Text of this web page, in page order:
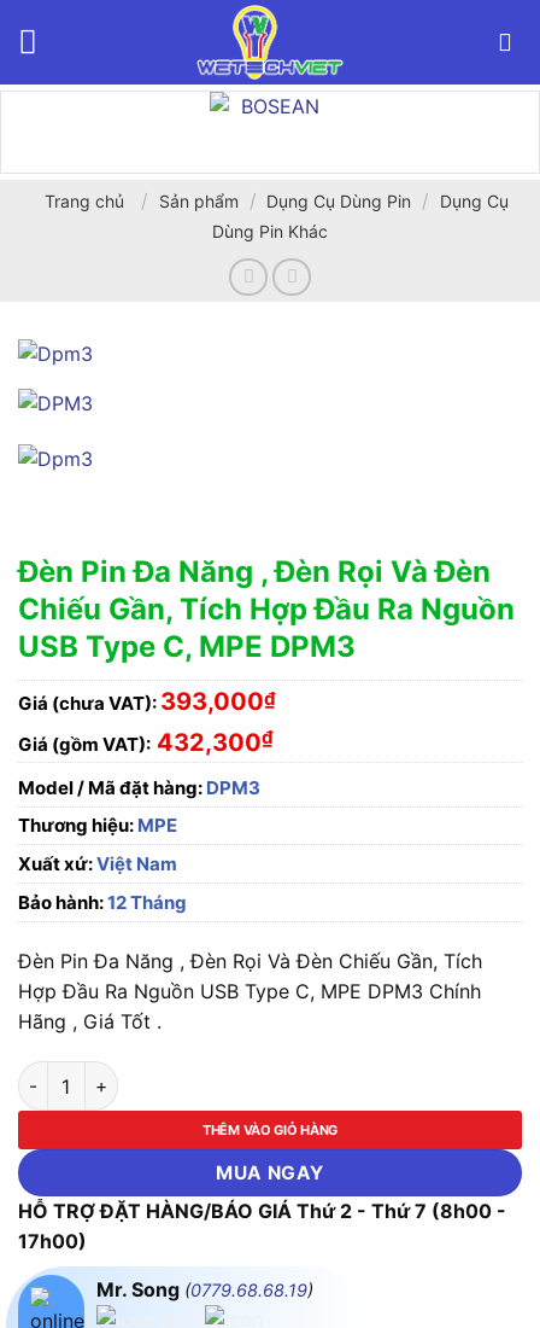
Trang chủ / Sản phẩm / Dụng Cụ Dùng Pin /
Dụng Cụ
Dùng Pin Khác
Đèn Pin Đa Năng , Đèn Rọi Và Đèn
Chiếu Gần, Tích Hợp Đầu Ra Nguồn
USB Type C, MPE DPM3
Giá (chưa VAT): 393,000₫
Giá (gồm VAT): 432,300₫
Model / Mã đặt hàng: DPM3
Thương hiệu: MPE
Xuất xứ:Việt Nam
Bảo hành:12 Tháng
Đèn Pin Đa Năng , Đèn Rọi Và Đèn Chiếu Gần, Tích
Hợp Đầu Ra Nguồn USB Type C, MPE DPM3 Chính
Hãng , Giá Tốt .
Đèn Pin Đa Năng , Đèn Rọi Và Đèn Chiếu Gần, Tích Hợp Đầu Ra
THÊM VÀO GIỎ HÀNG
MUA NGAY
HỖ TRỢ ĐẶT HÀNG/BÁO GIÁ Thứ 2 - Thứ 7 (8h00 -
17h00)
Mr. Song (0779.68.68.19)